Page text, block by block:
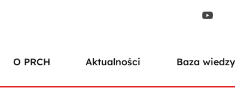
O PRCH Aktualności Baza wiedzy